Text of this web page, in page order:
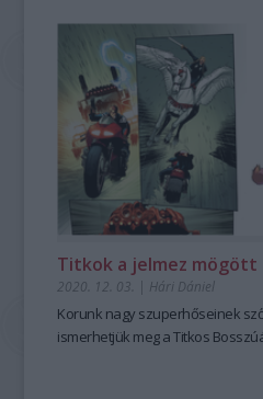
Titkok a jelmez mögött
2020. 12. 03. | Hári Dániel
Korunk nagy szuperhőseinek
ismerhetjük meg aTitkos